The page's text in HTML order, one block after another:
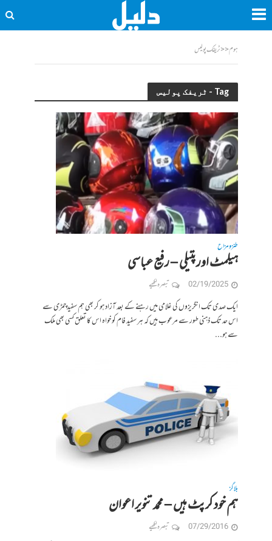
ہوم<<ٹریفک پولیس
Tag - ٹریفک پولیس
طنز و مزاح
ہیلمٹ اور پتیلی – رفیع عباسی
02/19/2025 تبصرہ لکھیے
ایک صدی تک انگریزوں کی غلامی میں رہنے کے بعد آزاد ہو کر بھی ہم سفید چمڑی سے
اس حد تک ذہنی طور سے مرعوب ہیں کہ ہر سفید فام کو خواہ اس کا تعلق کسی بھی ملک
سے ہو...
بلاگز
ہم خود کرپٹ ہیں – محمد تنویر اعوان
07/29/2016 تبصرہ لکھیے